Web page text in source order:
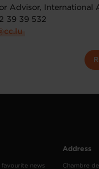
Advisor, International
39 39 532
news
Address
Chambre